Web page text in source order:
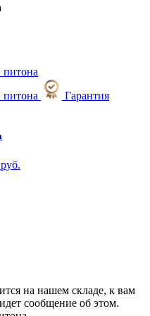
Гарантия
на нашем складе, к вам
сообщение об этом.